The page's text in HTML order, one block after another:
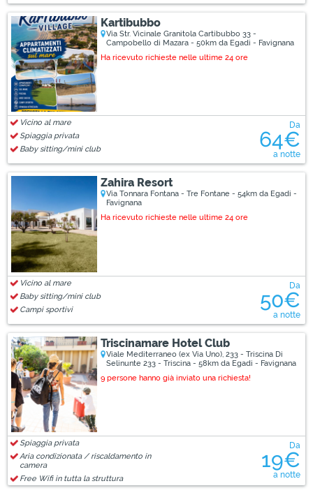
Kartibubbo
Via Str. Vicinale Granitola Cartibubbo 33 -
Campobello di Mazara - 50km da Egadi - Favignana
Ha ricevuto richieste nelle ultime 24 ore
Da
64€
a notte
Vicino al mare
Spiaggia privata
Baby sitting/mini club
Zahira Resort
Via Tonnara Fontana - Tre Fontane - 54km da Egadi -
Favignana
Ha ricevuto richieste nelle ultime 24 ore
Da
50€
a notte
Vicino al mare
Baby sitting/mini club
Campi sportivi
Triscinamare Hotel Club
Viale Mediterraneo (ex Via Uno), 233 - Triscina Di
Selinunte 233 - Triscina - 58km da Egadi - Favignana
9 persone hanno già inviato una richiesta!
Da
19€
a notte
Spiaggia privata
Aria condizionata / riscaldamento in
camera
Free Wifi in tutta la struttura